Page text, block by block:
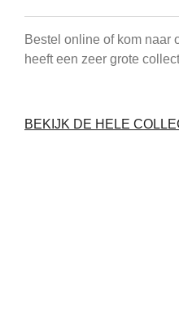
Bestel online of kom naar
heeft een zeer grote
BEKIJK DE HELE